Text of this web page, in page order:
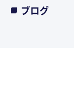
ブログ